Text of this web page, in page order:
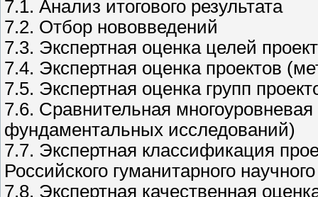
7.1. Анализ итогового результата
7.2. Отбор нововведений
7.3. Экспертная оценка целей
7.4. Экспертная оценка проектов
7.5. Экспертная оценка групп
7.6. Сравнительная
фундаментальных исследований)
7.7. Экспертная классификация
Российского гуманитарного
7.8. Экспертная качественная